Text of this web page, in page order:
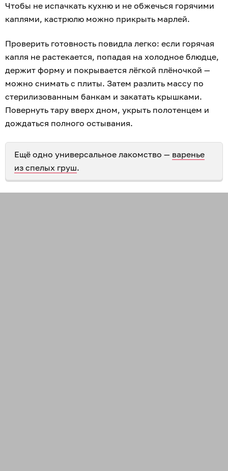
Чтобы не испачкать кухню и не обжечься горячими
каплями, кастрюлю можно прикрыть марлей.
Проверить готовность повидла легко: если горячая
капля не растекается, попадая на холодное блюдце,
держит форму и покрывается лёгкой плёночкой —
можно снимать с плиты. Затем разлить массу по
стерилизованным банкам и закатать крышками.
Повернуть тару вверх дном, укрыть полотенцем и
дождаться полного остывания.
Ещё одно универсальное лакомство — варенье
из спелых груш.